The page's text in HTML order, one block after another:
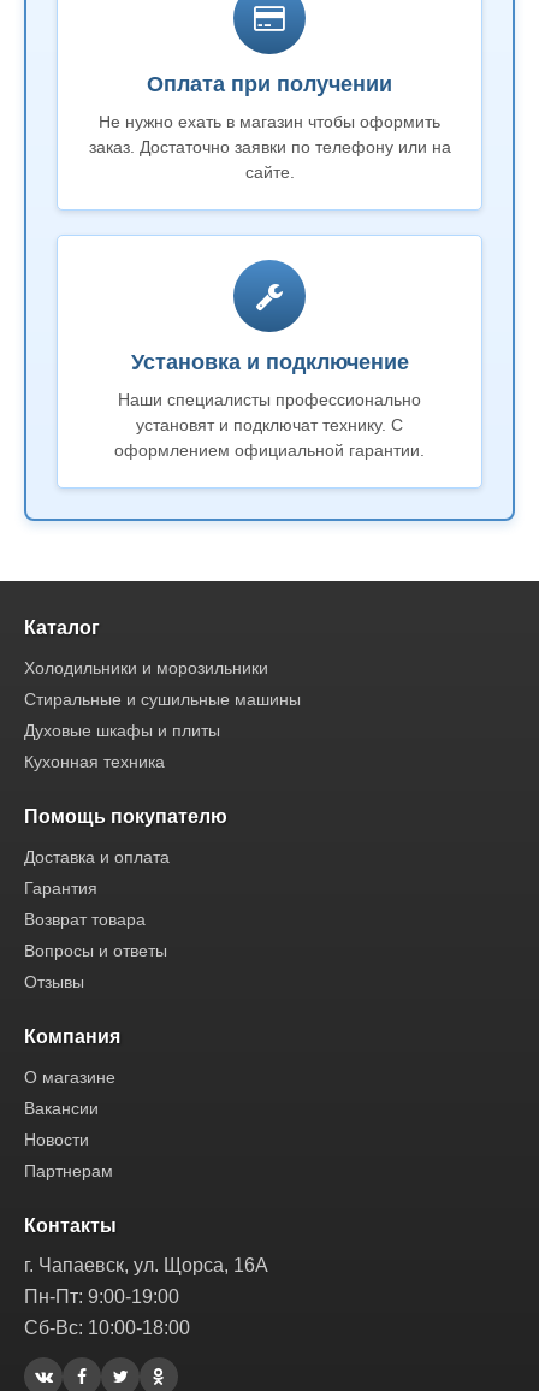
Оплата при получении
Не нужно ехать в магазин чтобы оформить
заказ. Достаточно заявки по телефону или на
сайте.
Установка и подключение
Наши специалисты профессионально
установят и подключат технику. С
оформлением официальной гарантии.
Каталог
Холодильники и морозильники
Стиральные и сушильные машины
Духовые шкафы и плиты
Кухонная техника
Помощь покупателю
Доставка и оплата
Гарантия
Возврат товара
Вопросы и ответы
Отзывы
Компания
О магазине
Вакансии
Новости
Партнерам
Контакты
г. Чапаевск, ул. Щорса, 16А
Пн-Пт: 9:00-19:00
Сб-Вс: 10:00-18:00